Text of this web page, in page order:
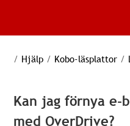
/ Hjälp / Kobo-läsplattor /
Kan jag förnya e-
med OverDrive?